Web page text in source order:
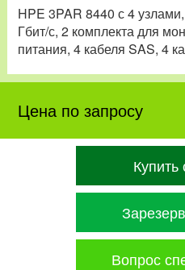
HPE 3PAR 8440 с 4
Гбит/с, 2 комплекта для
питания, 4 кабеля SAS, 4
Цена по запросу
Купить
Вопрос